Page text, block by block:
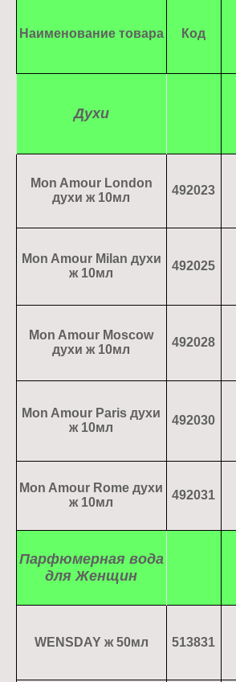
Наименование товара Код
Духи
Mon Amour London
духи ж 10мл
492023
Mon Amour Milan духи
ж 10мл
492025
Mon Amour Moscow
духи ж 10мл
492028
Mon Amour Paris духи
ж 10мл
492030
Mon Amour Rome духи
ж 10мл
492031
Парфюмерная вода
для Женщин
WENSDAY ж 50мл 513831